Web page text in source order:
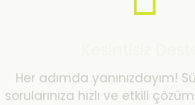
Her adımda yanınızdayım!
sorularınıza hızlı ve etkili